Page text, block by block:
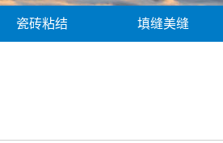
瓷砖粘结 填缝美缝